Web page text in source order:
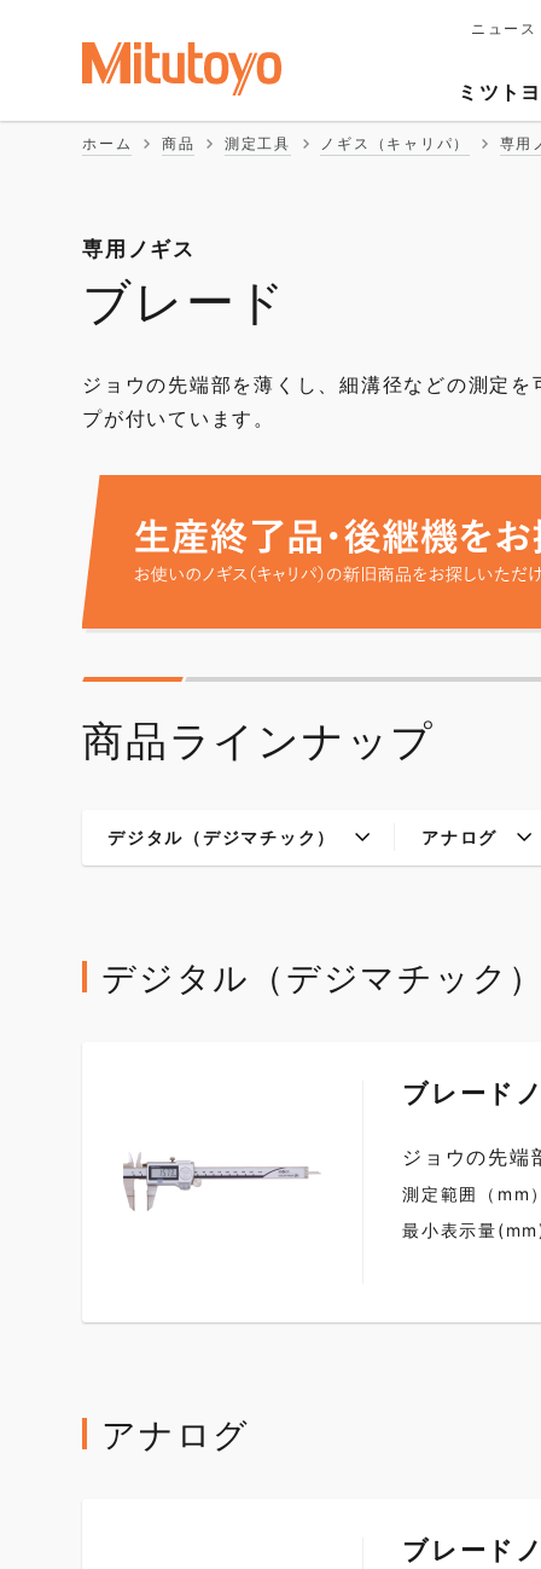
ミツト
メ
イ
ン
ビ
ゲ
ン
ニュース
ホーム 商品 測定工具 ノギス（キャリパ） 専用
専用ノギス
ブレード
ジョウの先端部を薄くし、細溝径などの測定
プが付いています。
商品ラインナップ
デジタル（デジマチック） アナログ
デジタル（デジマチック
ブレード
ジョウの先端
測定範囲（
最小表示量
アナログ
ブレード